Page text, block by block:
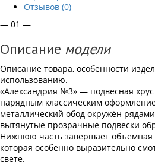
Отзывов (0)
— 01 —
Описание модели
Описание товара, особенности
использованию.
«Александрия №3» — подвесная
нарядным классическим
металлический обод окружён
вытянутые прозрачные подвески
Нижнюю часть завершает объёмная
которая особенно выразительно
свете.